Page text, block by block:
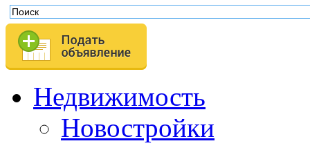
Недвижимость
Новостройки